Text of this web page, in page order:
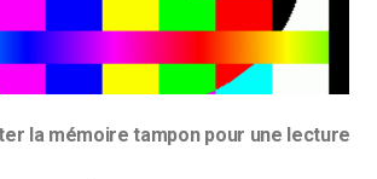
la mémoire tampon pour une lecture